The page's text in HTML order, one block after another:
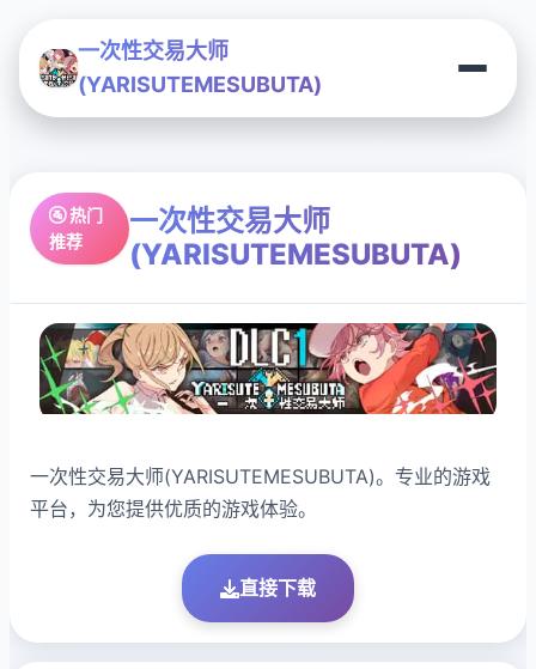
一次性交易大师
(YARISUTEMESUBUTA)
🚰 热门
推荐
一次性交易大师
(YARISUTEMESUBUTA)
一次性交易大师(YARISUTEMESUBUTA)。专业的游戏
平台，为您提供优质的游戏体验。
直接下载